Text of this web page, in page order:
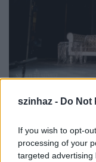
szinhaz - Do Not
If you wish to opt-
processing of your
targeted
Sardar
Nyugtasson
világban is.